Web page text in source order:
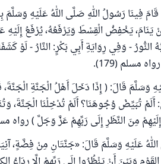
فِينَا رَسُولُ اللهِ صَلَّى اللهُ عَلَيْهِ
يَنَامَ، يَخْفِضُ الْقِسْطَ وَيَرْفَعُهُ، يُرْفَعُ إِلَيْهِ
النُّورُ - وَفِي رِوَايَةِ أَبِي بَكْرٍ: النَّارُ - لَوْ
مسلم (179).
قَالَ: ( إِذَا دَخَلَ أَهْلُ الْجَنَّةِ الْجَنَّةَ،
تُبَيِّضْ وُجُوهَنَا؟ أَلَمْ تُدْخِلْنَا الْجَنَّةَ،
مِنَ النَّظَرِ إِلَى رَبِّهِمْ عَزَّ وَجَلَّ ) رواه مسلم
عَلَيْهِ وَسَلَّمَ قَالَ: «جَنَّتَانِ مِنْ فِضَّةٍ،